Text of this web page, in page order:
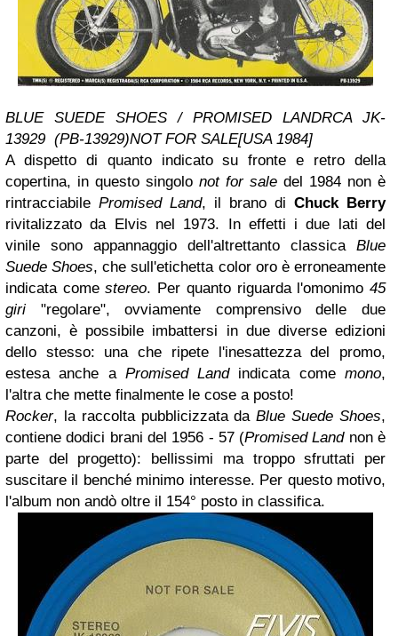
BLUE SUEDE SHOES / PROMISED LANDRCA JK-
13929 (PB-13929)NOT FOR SALE[USA 1984]
A dispetto di quanto indicato su fronte e retro della
copertina, in questo singolo not for sale del 1984 non è
rintracciabile Promised Land, il brano di Chuck Berry
rivitalizzato da Elvis nel 1973. In effetti i due lati del
vinile sono appannaggio dell'altrettanto classica Blue
Suede Shoes, che sull'etichetta color oro è erroneamente
indicata comestereo. Per quanto riguarda l'omonimo45
giri "regolare", ovviamente comprensivo delle due
canzoni, è possibile imbattersi in due diverse edizioni
dello stesso: una che ripete l'inesattezza del promo,
estesa anche a Promised Land indicata comemono,
l'altra che mette finalmente le cose a posto!
Rocker, la raccolta pubblicizzata daBlue Suede Shoes,
contiene dodici brani del 1956 - 57 (Promised Land non è
parte del progetto): bellissimi ma troppo sfruttati per
suscitare il benché minimo interesse. Per questo motivo,
l'album non andò oltre il 154° posto in classifica.